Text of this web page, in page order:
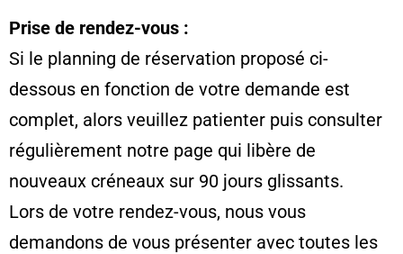
Prise de rendez-vous :
Si le planning de réservation proposé ci-
dessous en fonction de votre demande est
complet, alors veuillez patienter puis consulter
régulièrement notre page qui libère de
nouveaux créneaux sur 90 jours glissants.
Lors de votre rendez-vous, nous vous
demandons de vous présenter avec toutes les